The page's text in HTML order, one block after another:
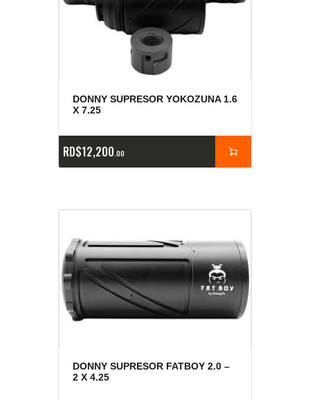
DONNY SUPRESOR YOKOZUNA 1.6
X 7.25
RD$12,200 00
DONNY SUPRESOR FATBOY 2.0 –
2 X 4.25